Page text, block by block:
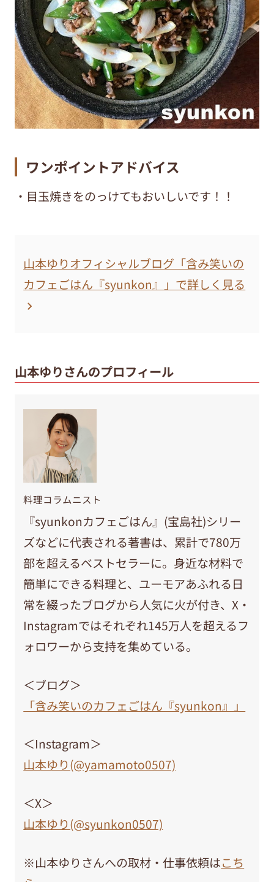
ワンポイントアドバイス
・目玉焼きをのっけてもおいしいです！！
山本ゆりオフィシャルブログ「含み笑いの
カフェごはん『syunkon』」で詳しく見る
山本ゆりさんのプロフィール
料理コラムニスト
『syunkonカフェごはん』(宝島社)シリー
ズなどに代表される著書は、累計で780万
部を超えるベストセラーに。身近な材料で
簡単にできる料理と、ユーモアあふれる日
常を綴ったブログから人気に火が付き、X・
Instagramではそれぞれ145万人を超えるフ
ォロワーから支持を集めている。
＜ブログ＞
「含み笑いのカフェごはん『syunkon』」
＜Instagram＞
山本ゆり(@yamamoto0507)
＜X＞
山本ゆり(@syunkon0507)
※山本ゆりさんへの取材・仕事依頼はこち